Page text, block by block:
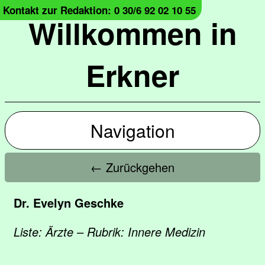
Willkommen in
Erkner
Kontakt zur Redaktion: 0 30/6 92 02 10 55
Navigation
← Zurückgehen
Dr. Evelyn Geschke
Liste: Ärzte – Rubrik: Innere Medizin